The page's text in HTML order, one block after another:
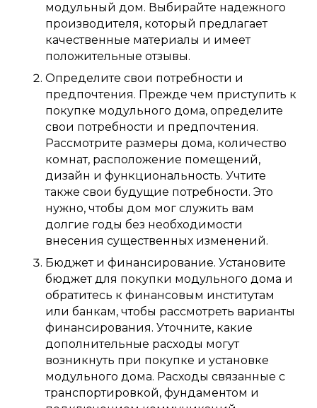
модульный дом. Выбирайте надежного
производителя, который предлагает
качественные материалы и имеет
положительные отзывы.
Определите свои потребности и
предпочтения. Прежде чем приступить к
покупке модульного дома, определите
свои потребности и предпочтения.
Рассмотрите размеры дома, количество
комнат, расположение помещений,
дизайн и функциональность. Учтите
также свои будущие потребности. Это
нужно, чтобы дом мог служить вам
долгие годы без необходимости
внесения существенных изменений.
Бюджет и финансирование. Установите
бюджет для покупки модульного дома и
обратитесь к финансовым институтам
или банкам, чтобы рассмотреть варианты
финансирования. Уточните, какие
дополнительные расходы могут
возникнуть при покупке и установке
модульного дома. Расходы связанные с
транспортировкой, фундаментом и